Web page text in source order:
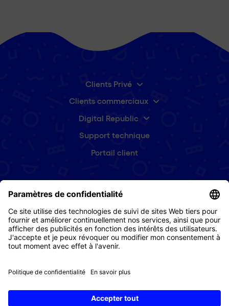
Clients Privé
Clients commerciaux
Digital Republic
Support technique
Portail client
Abonnez-vous à notre newsletter
Prénom(Nécessaire)
E-